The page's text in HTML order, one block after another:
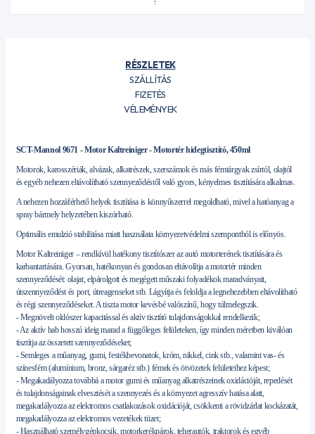
RÉSZLETEK
SZÁLLÍTÁS
FIZETÉS
VÉLEMÉNYEK
SCT-Mannol 9671 - Motor Kaltreiniger - Motortér hidegtisztító, 450ml
Motorok, karosszériák, alvázak, alkatrészek, szerszámok és más fémtárgyak zsírtól, olajtól
és egyéb nehezen eltávolítható szennyeződéstől való gyors, kényelmes tisztítására alkalmas.
A nehezen hozzáférhető helyek tisztítása is könnyűszerrel megoldható, mivel a hatóanyag a
spray bármely helyzetében kiszórható.
Optimális emulzió stabilitása miatt használata környezetvédelmi szempontból is előnyös.
Motor Kaltreiniger – rendkívül hatékony tisztítószer az autó motorterének tisztítására és
karbantartására. Gyorsan, hatékonyan és gondosan eltávolítja a motortér minden
szennyeződését: olajat, elpárolgott és megégett műszaki folyadékok maradványait,
útszennyeződést és port, útreagenseket stb. Lágyítja és feloldja a legnehezebben eltávolítható
és régi szennyeződéseket. A tiszta motor kevésbé valószínű, hogy túlmelegszik.
- Megnövelt oldószer kapacitással és aktív tisztító tulajdonságokkal rendelkezik;
- Az aktív hab hosszú ideig marad a függőleges felületeken, így minden méretben kiválóan
tisztítja az összetett szennyeződéseket;
- Semleges a műanyag, gumi, festékbevonatok, króm, nikkel, cink stb., valamint vas- és
színesfém (alumínium, bronz, sárgaréz stb.) fémek és ötvözetek felületeihez képest;
- Megakadályozza továbbá a motor gumi és műanyag alkatrészeinek oxidációját, repedését
és tulajdonságainak elvesztését a szennyezés és a környezet agresszív hatása alatt,
megakadályozza az elektromos csatlakozások oxidációját, csökkenti a rövidzárlat kockázatát,
megakadályozza az elektromos vezetékek tüzet;
- Használható személygépkocsik, motorkerékpárok, teherautók, traktorok és egyéb